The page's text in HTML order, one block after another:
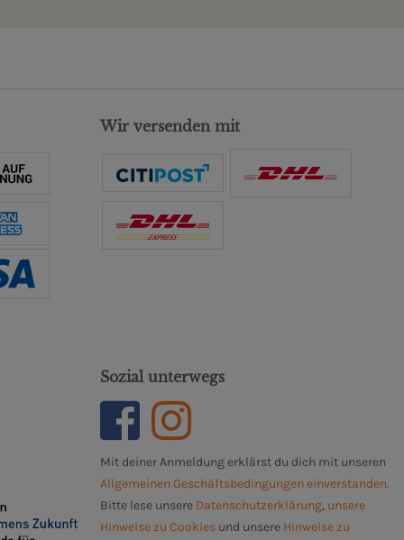
Wir versenden mit
Sozial unterwegs
Mit deiner Anmeldung erklärst du dich mit unseren
Allgemeinen Geschäftsbedingungen einverstanden.
Bitte lese unsere Datenschutzerklärung, unsere
Hinweise zu Cookies und unsere Hinweise zu